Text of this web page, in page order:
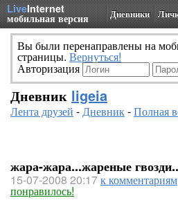
LiveInternet
мобильная версия Дневники
Вы были перенаправлены на
страницы. Вернуться!
Авторизация
Дневник ligeia
Лента друзей -Дневник-Полная
жара-жара...жареные
15-07-2008 20:17к комментариям
понравилось!